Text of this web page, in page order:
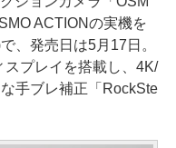
ACTIONの実機を
、発売日は5月17日。
プレイを搭載し、4K/
手ブレ補正「RockSte